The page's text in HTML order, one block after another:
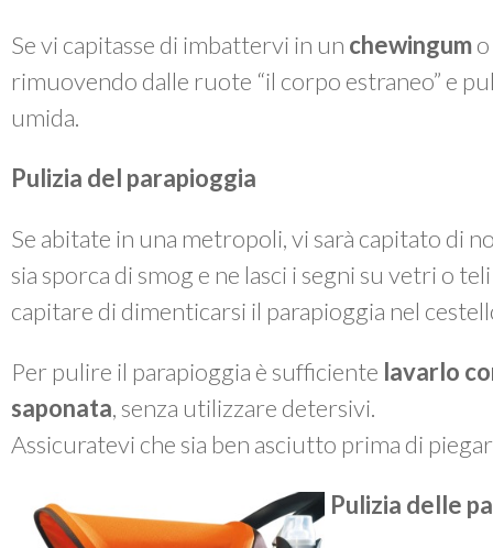
Se vi capitasse di imbattervi in un chewingumo
rimuovendo dalle ruote “il corpo estraneo” e
umida.
Pulizia del parapioggia
Se abitate in una metropoli, vi sarà capitato di
sia sporca di smog e ne lasci i segni su vetri o
capitare di dimenticarsi il parapioggia nel
Per pulire il parapioggia è sufficiente lavarlo
saponata, senza utilizzare detersivi.
Assicuratevi che sia ben asciutto prima di
Pulizia delle